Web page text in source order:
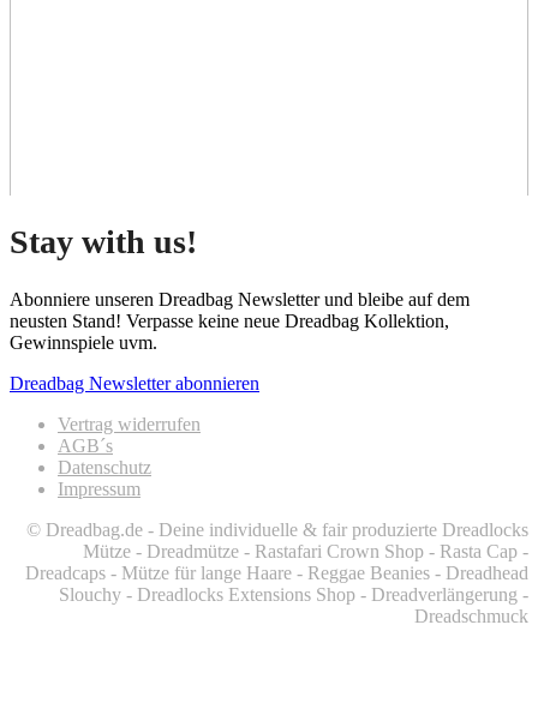
Stay with us!
Abonniere unseren Dreadbag Newsletter und bleibe auf dem
neusten Stand! Verpasse keine neue Dreadbag Kollektion,
Gewinnspiele uvm.
Dreadbag Newsletter abonnieren
Vertrag widerrufen
AGB´s
Datenschutz
Impressum
© Dreadbag.de - Deine individuelle & fair produzierte Dreadlocks
Mütze - Dreadmütze - Rastafari Crown Shop - Rasta Cap -
Dreadcaps - Mütze für lange Haare - Reggae Beanies - Dreadhead
Slouchy - Dreadlocks Extensions Shop - Dreadverlängerung -
Dreadschmuck